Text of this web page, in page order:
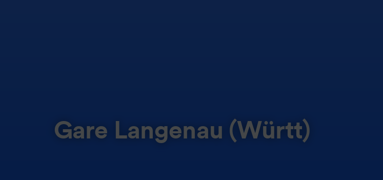
Gare Langenau (Württ)